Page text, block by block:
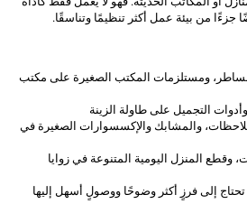
جزءًا من بيئة عمل أكثر تنظيمًا وتناسقًا.
والمساطر، ومستلزمات المكتب الصغيرة على مكتب
التجميل على طاولة الزينة
والمشابك والإكسسوارات الصغيرة في
وقطع المنزل اليومية المتنوعة في زوايا
إلى فرزٍ أكثر وضوحًا ووصولٍ أسهل إليها